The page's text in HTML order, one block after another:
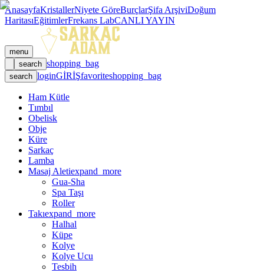
AnasayfaKristallerNiyete GöreBurçlarŞifa ArşiviDoğum
HaritasıEğitimlerFrekans LabCANLI YAYIN
menu
search shopping_bag
search loginGİRİŞfavoriteshopping_bag
Ham Kütle
Tımbıl
Obelisk
Obje
Küre
Sarkaç
Lamba
Masaj Aletiexpand_more
Gua-Sha
Spa Taşı
Roller
Takıexpand_more
Halhal
Küpe
Kolye
Kolye Ucu
Tesbih